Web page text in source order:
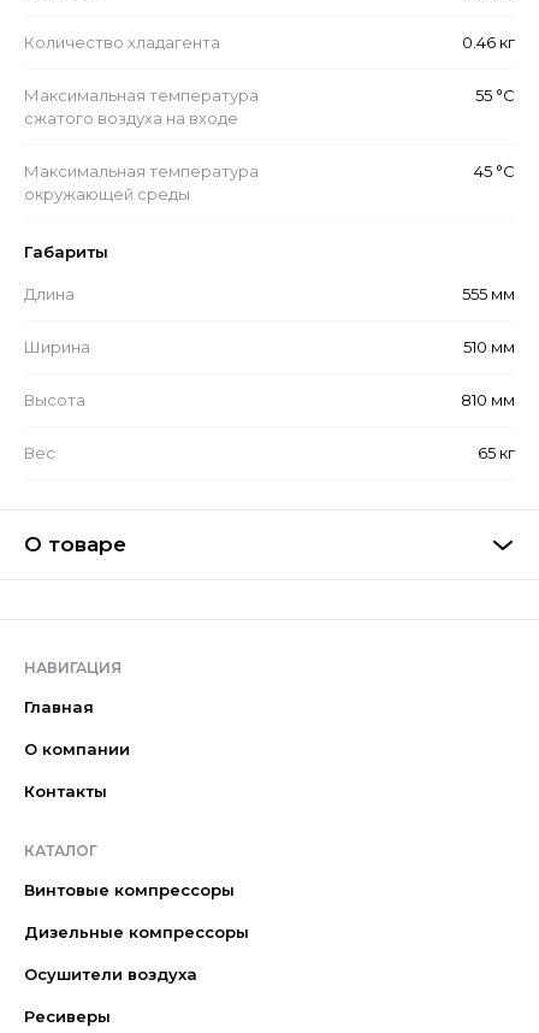
Количество хладагента 0.46 кг
Максимальная температура
сжатого воздуха на входе
55 °С
Максимальная температура
окружающей среды
45 °С
Габариты
Длина 555 мм
Ширина 510 мм
Высота 810 мм
Вес 65 кг
О товаре
НАВИГАЦИЯ
Главная
О компании
Контакты
КАТАЛОГ
Винтовые компрессоры
Дизельные компрессоры
Осушители воздуха
Ресиверы